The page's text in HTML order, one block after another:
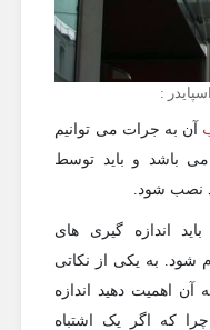
:
به جرات می توانیم
باشد و باید توسط
نصب شود.
اندازه گیری های
به یکی از نکاتی
اهمیت دهید اندازه
که اگر یک اشتباه